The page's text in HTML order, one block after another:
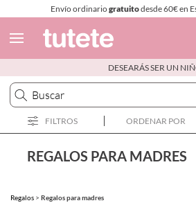
Envío ordinariogratuitodesde 60€ en
Español
Italiano
Inglés
Portugués
DESEARÁS SER UN
FILTROS ORDENAR POR
REGALOS PARA MADRES
Regalos > Regalos para madres